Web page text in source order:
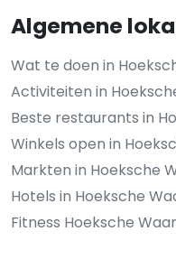
Algemene
Wat te doen in
Activiteiten in
Beste restaurants in
Winkels open in
Markten in Hoeksche
Hotels in Hoeksche
Fitness Hoeksche